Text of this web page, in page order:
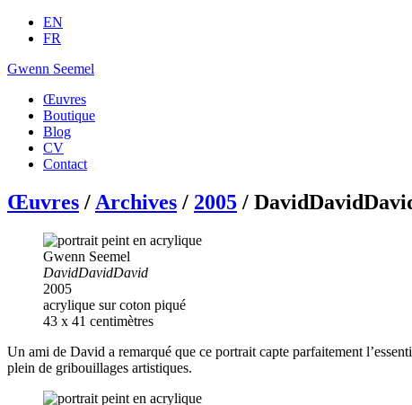
EN
FR
Gwenn Seemel
Œuvres
Boutique
Blog
CV
Contact
Œuvres / Archives / 2005 /
Gwenn Seemel
DavidDavidDavid
2005
acrylique sur coton piqué
43 x 41 centimètres
Un ami de David a remarqué que ce portrait capte parfaitement
plein de gribouillages artistiques.